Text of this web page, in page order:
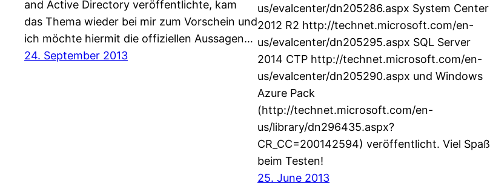
and Active Directory veröffentlichte, kam
das Thema wieder bei mir zum Vorschein und
ich möchte hiermit die offiziellen Aussagen…
24. September 2013
us/evalcenter/dn205286.aspx System Center
2012 R2 http://technet.microsoft.com/en-
us/evalcenter/dn205295.aspx SQL Server
2014 CTP http://technet.microsoft.com/en-
us/evalcenter/dn205290.aspx und Windows
Azure Pack
(http://technet.microsoft.com/en-
us/library/dn296435.aspx?
CR_CC=200142594) veröffentlicht. Viel Spaß
beim Testen!
25. June 2013